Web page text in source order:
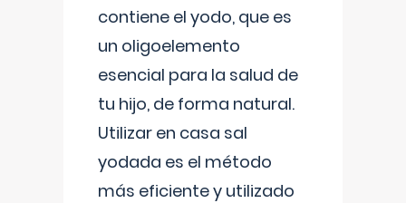
contiene el yodo, que es
un oligoelemento
esencial para la salud de
tu hijo, de forma natural.
Utilizar en casa sal
yodada es el método
más eficiente y utilizado